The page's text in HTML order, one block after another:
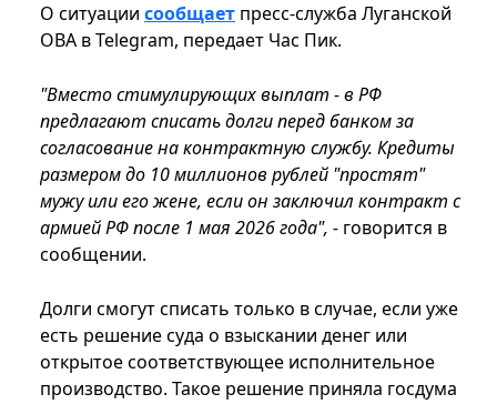
О ситуации сообщает пресс-служба Луганской
ОВА в Telegram, передает Час Пик.
"Вместо стимулирующих выплат - в РФ
предлагают списать долги перед банком за
согласование на контрактную службу. Кредиты
размером до 10 миллионов рублей "простят"
мужу или его жене, если он заключил контракт с
армией РФ после 1 мая 2026 года", - говорится в
сообщении.
Долги смогут списать только в случае, если уже
есть решение суда о взыскании денег или
открытое соответствующее исполнительное
производство. Такое решение приняла госдума